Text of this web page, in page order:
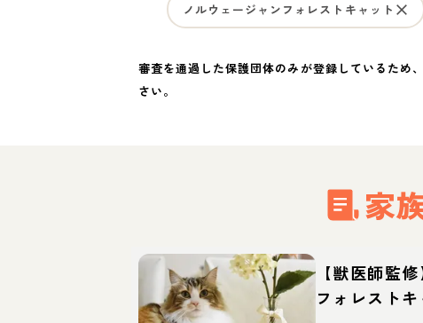
ノルウェージャンフォレストキャット
審査を通過した保護団体のみが登録しているため
さい。
家
【獣医師監
フォレスト